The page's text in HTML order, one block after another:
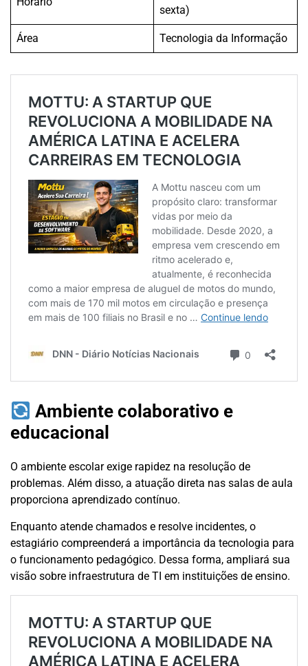
sexta)
Área Tecnologia da Informação
Ambiente colaborativo e
educacional
O ambiente escolar exige rapidez na resolução de
problemas. Além disso, a atuação direta nas salas de aula
proporciona aprendizado contínuo.
Enquanto atende chamados e resolve incidentes, o
estagiário compreenderá a importância da tecnologia para
o funcionamento pedagógico. Dessa forma, ampliará sua
visão sobre infraestrutura de TI em instituições de ensino.